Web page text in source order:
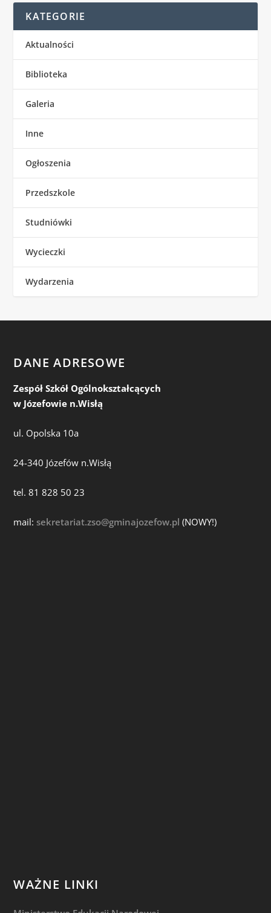
KATEGORIE
Aktualności
Biblioteka
Galeria
Inne
Ogłoszenia
Przedszkole
Studniówki
Wycieczki
Wydarzenia
DANE ADRESOWE
Zespół Szkół Ogólnokształcących
w Józefowie n.Wisłą
ul. Opolska 10a
24-340 Józefów n.Wisłą
tel. 81 828 50 23
mail:sekretariat.zso@gminajozefow.pl (NOWY!)
WAŻNE LINKI